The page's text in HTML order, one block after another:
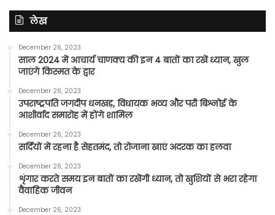
लेख
December 26, 2023
साल 2024 में आचार्य चाणक्य की इन 4 बातों का रखें ध्यान, खुल
जाएंगे किस्मत के द्वार
December 26, 2023
उपराष्ट्रपति जगदीप धनखड़, विधायक भव्य और परी बिश्नोई के
आशीर्वाद समारोह में होंगे शामिल
December 26, 2023
सर्दियों में रहना है सेहतमंद, तो रोजाना खाएं अदरक का हलवा
December 26, 2023
शृंगार करते समय इन बातों का रखेंगी ध्यान, तो खुशियों से भरा रहेगा
वैवाहिक जीवन
December 26, 2023